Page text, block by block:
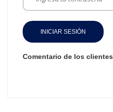
INICIAR SESIÓN
Comentario de los clientes